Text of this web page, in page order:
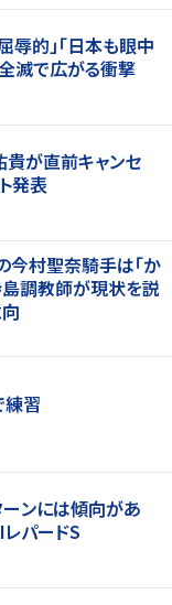
辱的」「日本も眼中
滅で広がる衝撃
貴が直前キャンセ
発表
今村聖奈騎手は「か
調教師が現状を説
練習
ーンには傾向があ
パードS